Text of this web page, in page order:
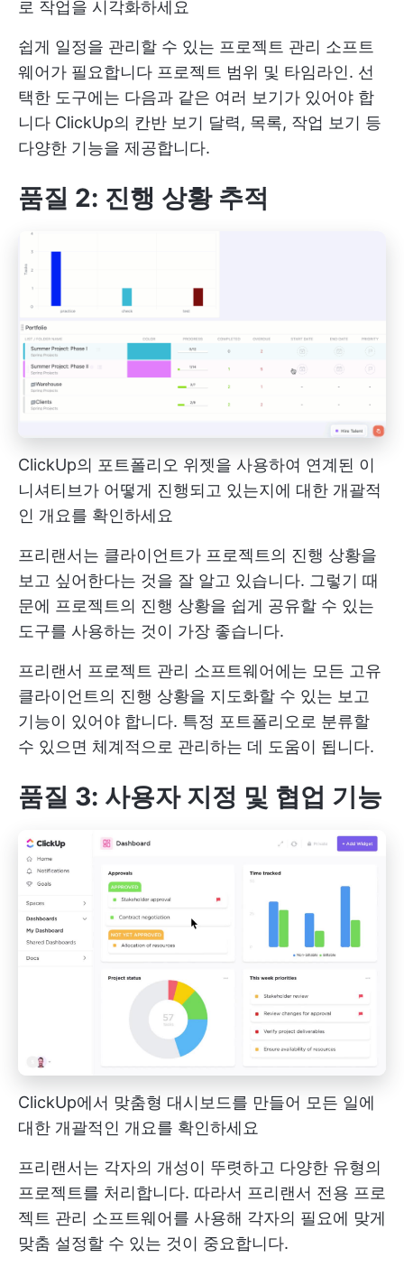
로 작업을 시각화하세요
쉽게 일정을 관리할 수 있는 프로젝트 관리 소프트
웨어가 필요합니다 프로젝트 범위 및 타임라인. 선
택한 도구에는 다음과 같은 여러 보기가 있어야 합
니다 ClickUp의 칸반 보기 달력, 목록, 작업 보기 등
다양한 기능을 제공합니다.
품질 2: 진행 상황 추적
ClickUp의 포트폴리오 위젯을 사용하여 연계된 이
니셔티브가 어떻게 진행되고 있는지에 대한 개괄적
인 개요를 확인하세요
프리랜서는 클라이언트가 프로젝트의 진행 상황을
보고 싶어한다는 것을 잘 알고 있습니다. 그렇기 때
문에 프로젝트의 진행 상황을 쉽게 공유할 수 있는
도구를 사용하는 것이 가장 좋습니다.
프리랜서 프로젝트 관리 소프트웨어에는 모든 고유
클라이언트의 진행 상황을 지도화할 수 있는 보고
기능이 있어야 합니다. 특정 포트폴리오로 분류할
수 있으면 체계적으로 관리하는 데 도움이 됩니다.
품질 3: 사용자 지정 및 협업 기능
ClickUp에서 맞춤형 대시보드를 만들어 모든 일에
대한 개괄적인 개요를 확인하세요
프리랜서는 각자의 개성이 뚜렷하고 다양한 유형의
프로젝트를 처리합니다. 따라서 프리랜서 전용 프로
젝트 관리 소프트웨어를 사용해 각자의 필요에 맞게
맞춤 설정할 수 있는 것이 중요합니다.